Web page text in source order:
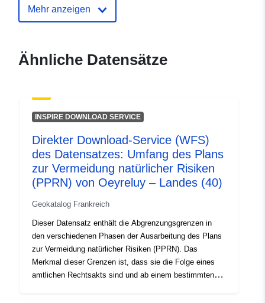
Identifikatoren:
b743-46a8-b1f2-
120066022-srv-c6437350-33ef-
40f9-92dd-745974ef8eef
Typ:
Ressource:
http://inspire.ec.europa.eu/
codelist/ResourceType/services
Mehr anzeigen
Ähnliche Datensätze
INSPIRE DOWNLOAD SERVICE
Direkter Download-Service (WFS)
des Datensatzes: Umfang des Plans
zur Vermeidung natürlicher Risiken
(PPRN) von Oeyreluy – Landes (40)
Geokatalog Frankreich
Dieser Datensatz enthält die Abgrenzungsgrenzen in
den verschiedenen Phasen der Ausarbeitung des Plans
zur Vermeidung natürlicher Risiken (PPRN). Das
Merkmal dieser Grenzen ist, dass sie die Folge eines
amtlichen Rechtsakts sind und ab einem bestimmten